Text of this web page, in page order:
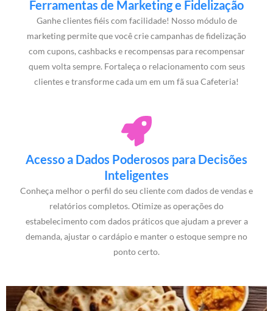
Ferramentas de Marketing e Fidelização
Ganhe clientes fiéis com facilidade! Nosso módulo de
marketing permite que você crie campanhas de fidelização
com cupons, cashbacks e recompensas para recompensar
quem volta sempre. Fortaleça o relacionamento com seus
clientes e transforme cada um em um fã sua Cafeteria!
Acesso a Dados Poderosos para Decisões
Inteligentes
Conheça melhor o perfil do seu cliente com dados de vendas e
relatórios completos. Otimize as operações do
estabelecimento com dados práticos que ajudam a prever a
demanda, ajustar o cardápio e manter o estoque sempre no
ponto certo.